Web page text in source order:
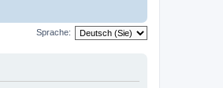
Sprache: